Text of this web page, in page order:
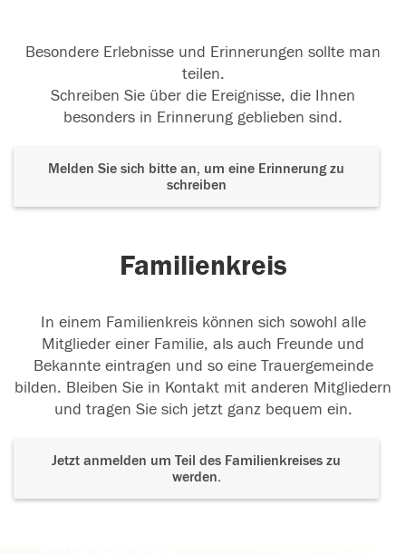
Besondere Erlebnisse und Erinnerungen sollte man
teilen.
Schreiben Sie über die Ereignisse, die Ihnen
besonders in Erinnerung geblieben sind.
Melden Sie sich bitte an, um eine Erinnerung zu
schreiben
Familienkreis
In einem Familienkreis können sich sowohl alle
Mitglieder einer Familie, als auch Freunde und
Bekannte eintragen und so eine Trauergemeinde
bilden. Bleiben Sie in Kontakt mit anderen Mitgliedern
und tragen Sie sich jetzt ganz bequem ein.
Jetzt anmelden um Teil des Familienkreises zu
werden.